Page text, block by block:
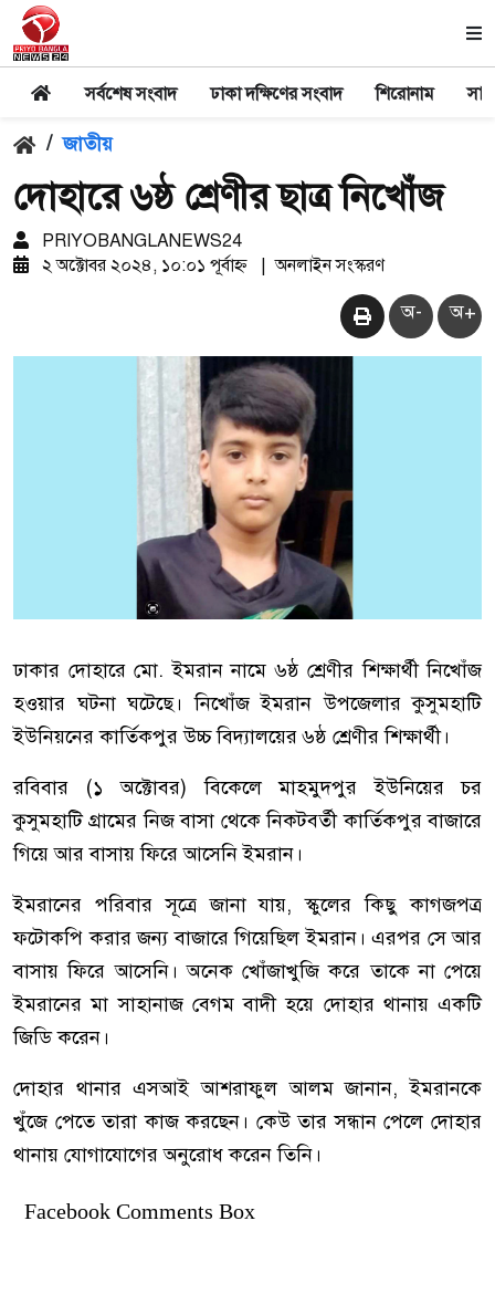
সর্বশেষ সংবাদ ঢাকা দক্ষিণের সংবাদ শিরোনাম
/ জাতীয়
দোহারে ৬ষ্ঠ শ্রেণীর ছাত্র নিখোঁজ
PRIYOBANGLANEWS24
২ অক্টোবর ২০২৪, ১০:০১ পূর্বাহ্ন
অনলাইন সংস্করণ
অ- অ+
ঢাকার দোহারে মো. ইমরান নামে ৬ষ্ঠ শ্রেণীর শিক্ষার্থী নিখোঁজ
হওয়ার ঘটনা ঘটেছে। নিখোঁজ ইমরান উপজেলার কুসুমহাটি
ইউনিয়নের কার্তিকপুর উচ্চ বিদ্যালয়ের ৬ষ্ঠ শ্রেণীর শিক্ষার্থী।
রবিবার (১ অক্টোবর) বিকেলে মাহমুদপুর ইউনিয়ের চর
কুসুমহাটি গ্রামের নিজ বাসা থেকে নিকটবর্তী কার্তিকপুর বাজারে
গিয়ে আর বাসায় ফিরে আসেনি ইমরান।
ইমরানের পরিবার সূত্রে জানা যায়, স্কুলের কিছু কাগজপত্র
ফটোকপি করার জন্য বাজারে গিয়েছিল ইমরান। এরপর সে আর
বাসায় ফিরে আসেনি। অনেক খোঁজাখুজি করে তাকে না পেয়ে
ইমরানের মা সাহানাজ বেগম বাদী হয়ে দোহার থানায় একটি
জিডি করেন।
দোহার থানার এসআই আশরাফুল আলম জানান, ইমরানকে
খুঁজে পেতে তারা কাজ করছেন। কেউ তার সন্ধান পেলে দোহার
থানায় যোগাযোগের অনুরোধ করেন তিনি।
Facebook Comments Box